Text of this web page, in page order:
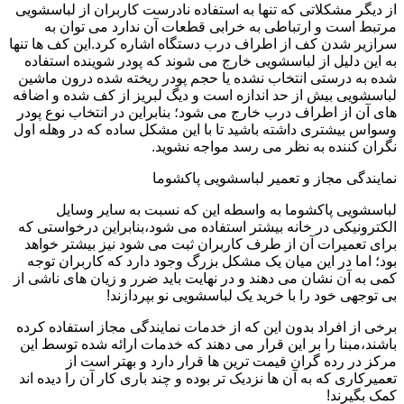
از دیگر مشکلاتی که تنها به استفاده نادرست کاربران از لباسشویی
مرتبط است و ارتباطی به خرابی قطعات آن ندارد می توان به
سرازیر شدن کف از اطراف درب دستگاه اشاره کرد.این کف ها تنها
به این دلیل از لباسشویی خارج می شوند که پودر شوینده استفاده
شده به درستی انتخاب نشده یا حجم پودر ریخته شده درون ماشین
لباسشویی بیش از حد اندازه است و دیگ لبریز از کف شده و اضافه
های آن از اطراف درب خارج می شود؛ بنابراین در انتخاب نوع پودر
وسواس بیشتری داشته باشید تا با این مشکل ساده که در وهله اول
نگران کننده به نظر می رسد مواجه نشوید.
نمایندگی مجاز و تعمیر لباسشویی پاکشوما
لباسشویی پاکشوما به واسطه این که نسبت به سایر وسایل
الکترونیکی در خانه بیشتر استفاده می شود،بنابراین درخواستی که
برای تعمیرات آن از طرف کاربران ثبت می شود نیز بیشتر خواهد
بود؛ اما در این میان یک مشکل بزرگ وجود دارد که کاربران توجه
کمی به آن نشان می دهند و در نهایت باید ضرر و زیان های ناشی از
بی توجهی خود را با خرید یک لباسشویی نو بپردازند!
برخی از افراد بدون این که از خدمات نمایندگی مجاز استفاده کرده
باشند،مبنا را بر این قرار می دهند که خدمات ارائه شده توسط این
مرکز در رده گران قیمت ترین ها قرار دارد و بهتر است از
تعمیرکاری که به آن ها نزدیک تر بوده و چند باری کار آن را دیده اند
کمک بگیرند!